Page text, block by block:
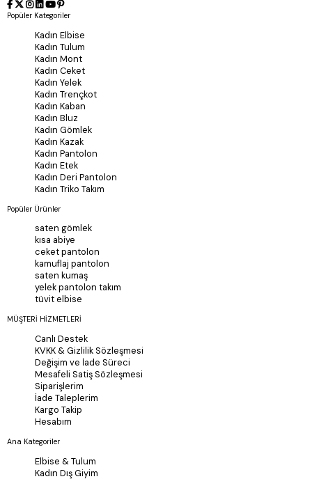
Popüler Kategoriler
Kadın Elbise
Kadın Tulum
Kadın Mont
Kadın Ceket
Kadın Yelek
Kadın Trençkot
Kadın Kaban
Kadın Bluz
Kadın Gömlek
Kadın Kazak
Kadın Pantolon
Kadın Etek
Kadın Deri Pantolon
Kadın Triko Takım
Popüler Ürünler
saten gömlek
kısa abiye
ceket pantolon
kamuflaj pantolon
saten kumaş
yelek pantolon takım
tüvit elbise
MÜŞTERİ HİZMETLERİ
Canlı Destek
KVKK & Gizlilik Sözleşmesi
Değişim ve İade Süreci
Mesafeli Satiş Sözleşmesi
Siparişlerim
İade Taleplerim
Kargo Takip
Hesabım
Ana Kategoriler
Elbise & Tulum
Kadın Dış Giyim